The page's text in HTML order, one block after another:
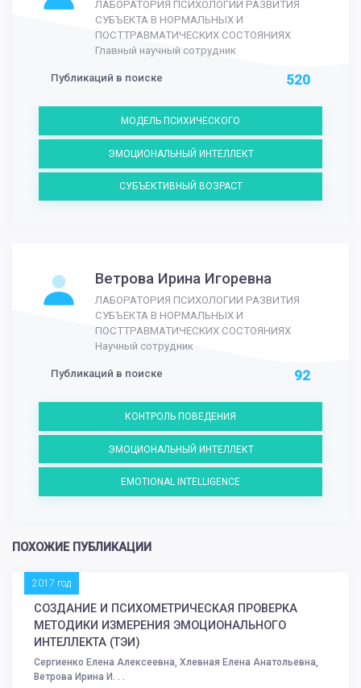
ЛАБОРАТОРИЯ ПСИХОЛОГИИ РАЗВИТИЯ
СУБЪЕКТА В НОРМАЛЬНЫХ И
ПОСТТРАВМАТИЧЕСКИХ СОСТОЯНИЯХ
Главный научный сотрудник
Публикаций в поиске 520
МОДЕЛЬ ПСИХИЧЕСКОГО
ЭМОЦИОНАЛЬНЫЙ ИНТЕЛЛЕКТ
СУБЪЕКТИВНЫЙ ВОЗРАСТ
Ветрова Ирина Игоревна
ЛАБОРАТОРИЯ ПСИХОЛОГИИ РАЗВИТИЯ
СУБЪЕКТА В НОРМАЛЬНЫХ И
ПОСТТРАВМАТИЧЕСКИХ СОСТОЯНИЯХ
Научный сотрудник
Публикаций в поиске 92
КОНТРОЛЬ ПОВЕДЕНИЯ
ЭМОЦИОНАЛЬНЫЙ ИНТЕЛЛЕКТ
EMOTIONAL INTELLIGENCE
ПОХОЖИЕ ПУБЛИКАЦИИ
2017 год
СОЗДАНИЕ И ПСИХОМЕТРИЧЕСКАЯ ПРОВЕРКА
МЕТОДИКИ ИЗМЕРЕНИЯ ЭМОЦИОНАЛЬНОГО
ИНТЕЛЛЕКТА (ТЭИ)
Сергиенко Елена Алексеевна, Хлевная Елена Анатольевна,
Ветрова Ирина И. . .